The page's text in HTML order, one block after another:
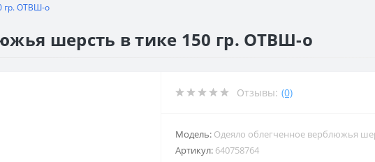
гр. ОТВШ-о
шерсть в тике 150 гр. ОТВШ-о
Отзывы: (0)
Модель: Одеяло облегченное верблюжья
Артикул: 640758764